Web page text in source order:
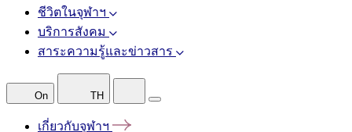
ชีวิตในจุฬาฯ
บริการสังคม
สาระความรู้และข่าวสาร
On TH
เกี่ยวกับจุฬาฯ